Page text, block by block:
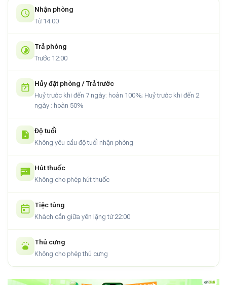
Nhận phòng
Từ 14:00
Trả phòng
Trước 12:00
Hủy đặt phòng / Trả trước
Huỷ trước khi đến 7 ngày: hoàn 100%; Huỷ trước khi đến 2
ngày : hoàn 50%
Độ tuổi
Không yêu cầu độ tuổi nhận phòng
Hút thuốc
Không cho phép hút thuốc
Tiệc tùng
Khách cần giữa yên lặng từ 22:00
Thú cưng
Không cho phép thú cưng